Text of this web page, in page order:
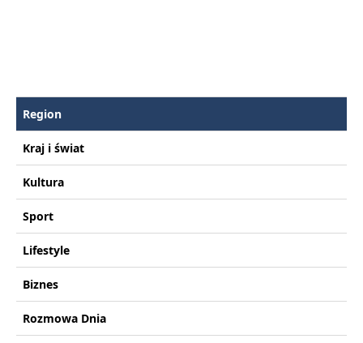
Region
Kraj i świat
Kultura
Sport
Lifestyle
Biznes
Rozmowa Dnia